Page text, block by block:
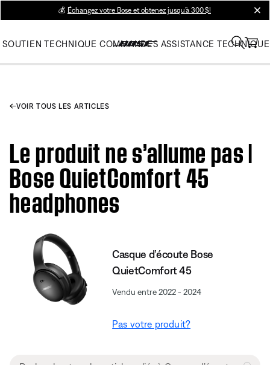
💰 Échangez votre Bose et obtenez jusqu’à 300 $!
SOUTIEN TECHNIQUE COMMANDES ASSISTANCE TECHNIQUE
VOIR TOUS LES ARTICLES
Le produit ne s’allume pas |
Bose QuietComfort 45
headphones
Casque d’écoute Bose
QuietComfort 45
Vendu entre 2022 - 2024
Pas votre produit?